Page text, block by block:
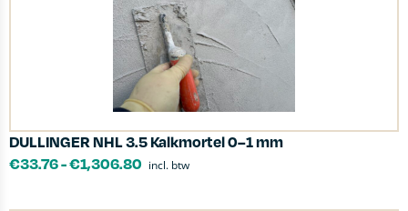
DULLINGER NHL 3.5 Kalkmortel 0–1 mm
€33.76-€1,306.80 incl. btw